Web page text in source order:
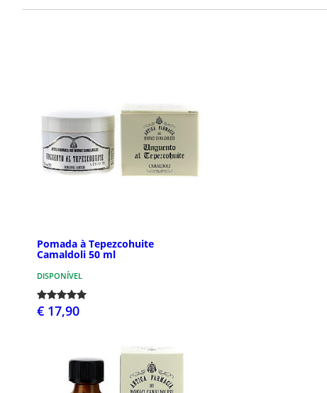
Pomada à Tepezcohuite
Camaldoli 50 ml
DISPONÍVEL
€ 17,90